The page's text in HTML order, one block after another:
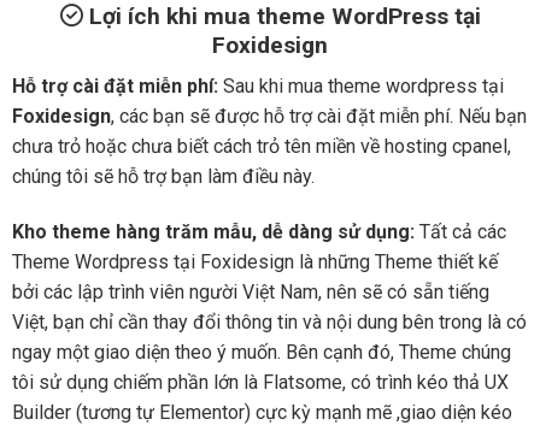
Lợi ích khi mua theme WordPress tại
Foxidesign
Hỗ trợ cài đặt miễn phí: Sau khi mua theme wordpress tại
Foxidesign, các bạn sẽ được hỗ trợ cài đặt miễn phí. Nếu bạn
chưa trỏ hoặc chưa biết cách trỏ tên miền về hosting cpanel,
chúng tôi sẽ hỗ trợ bạn làm điều này.
Kho theme hàng trăm mẫu, dễ dàng sử dụng: Tất cả các
Theme Wordpress tại Foxidesign là những Theme thiết kế
bởi các lập trình viên người Việt Nam, nên sẽ có sẵn tiếng
Việt, bạn chỉ cần thay đổi thông tin và nội dung bên trong là có
ngay một giao diện theo ý muốn. Bên cạnh đó, Theme chúng
tôi sử dụng chiếm phần lớn là Flatsome, có trình kéo thả UX
Builder (tương tự Elementor) cực kỳ mạnh mẽ ,giao diện kéo